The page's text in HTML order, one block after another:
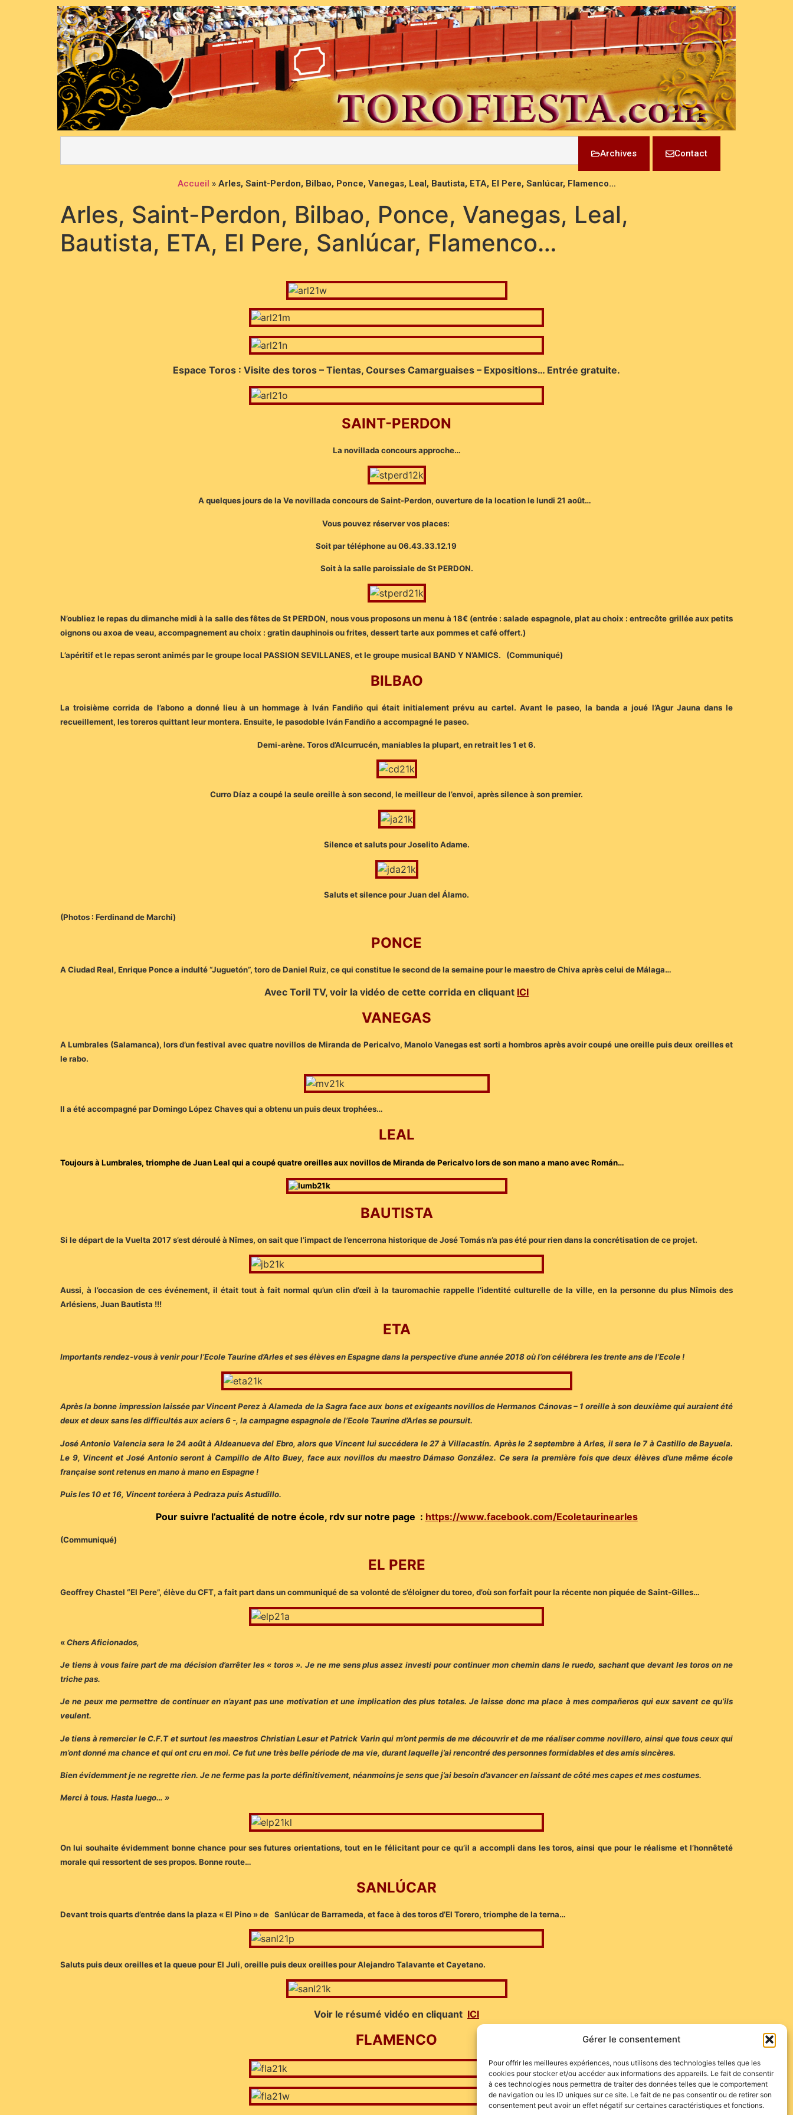
Gérer le consentement
Pour offrir les meilleures expériences, nous utilisons des technologies telles que les
cookies pour stocker et/ou accéder aux informations des appareils. Le fait de consentir
à ces technologies nous permettra de traiter des données telles que le comportement
de navigation ou les ID uniques sur ce site. Le fait de ne pas consentir ou de retirer son
consentement peut avoir un effet négatif sur certaines caractéristiques et fonctions.
Archives Contact
Accueil » Arles, Saint-Perdon, Bilbao, Ponce, Vanegas, Leal, Bautista, ETA, El Pere, Sanlúcar, Flamenco…
Arles, Saint-Perdon, Bilbao, Ponce, Vanegas, Leal,
Bautista, ETA, El Pere, Sanlúcar, Flamenco…
Espace Toros : Visite des toros – Tientas, Courses Camarguaises – Expositions… Entrée gratuite.
SAINT-PERDON
La novillada concours approche…
A quelques jours de la Ve novillada concours de Saint-Perdon, ouverture de la location le lundi 21 août…
Vous pouvez réserver vos places:
Soit par téléphone au 06.43.33.12.19
Soit à la salle paroissiale de St PERDON.
N’oubliez le repas du dimanche midi à la salle des fêtes de St PERDON, nous vous proposons un menu à 18€ (entrée : salade espagnole, plat au choix : entrecôte grillée aux petits
oignons ou axoa de veau, accompagnement au choix : gratin dauphinois ou frites, dessert tarte aux pommes et café offert.)
L’apéritif et le repas seront animés par le groupe local PASSION SEVILLANES, et le groupe musical BAND Y N’AMICS. (Communiqué)
BILBAO
La troisième corrida de l’abono a donné lieu à un hommage à Iván Fandiño qui était initialement prévu au cartel. Avant le paseo, la banda a joué l’Agur Jauna dans le
recueillement, les toreros quittant leur montera. Ensuite, le pasodoble Iván Fandiño a accompagné le paseo.
Demi-arène. Toros d’Alcurrucén, maniables la plupart, en retrait les 1 et 6.
Curro Díaz a coupé la seule oreille à son second, le meilleur de l’envoi, après silence à son premier.
Silence et saluts pour Joselito Adame.
Saluts et silence pour Juan del Álamo.
(Photos : Ferdinand de Marchi)
PONCE
A Ciudad Real, Enrique Ponce a indulté “Juguetón”, toro de Daniel Ruiz, ce qui constitue le second de la semaine pour le maestro de Chiva après celui de Málaga…
Avec Toril TV, voir la vidéo de cette corrida en cliquant ICI
VANEGAS
A Lumbrales (Salamanca), lors d’un festival avec quatre novillos de Miranda de Pericalvo, Manolo Vanegas est sorti a hombros après avoir coupé une oreille puis deux oreilles et
le rabo.
Il a été accompagné par Domingo López Chaves qui a obtenu un puis deux trophées…
LEAL
Toujours à Lumbrales, triomphe de Juan Leal qui a coupé quatre oreilles aux novillos de Miranda de Pericalvo lors de son mano a mano avec Román…
BAUTISTA
Si le départ de la Vuelta 2017 s’est déroulé à Nîmes, on sait que l’impact de l’encerrona historique de José Tomás n’a pas été pour rien dans la concrétisation de ce projet.
Aussi, à l’occasion de ces événement, il était tout à fait normal qu’un clin d’œil à la tauromachie rappelle l’identité culturelle de la ville, en la personne du plus Nîmois des
Arlésiens, Juan Bautista !!!
ETA
Importants rendez-vous à venir pour l’Ecole Taurine d’Arles et ses élèves en Espagne dans la perspective d’une année 2018 où l’on célébrera les trente ans de l’Ecole !
Après la bonne impression laissée par Vincent Perez à Alameda de la Sagra face aux bons et exigeants novillos de Hermanos Cánovas – 1 oreille à son deuxième qui auraient été
deux et deux sans les difficultés aux aciers 6 -, la campagne espagnole de l’Ecole Taurine d’Arles se poursuit.
José Antonio Valencia sera le 24 août à Aldeanueva del Ebro, alors que Vincent lui succédera le 27 à Villacastín. Après le 2 septembre à Arles, il sera le 7 à Castillo de Bayuela.
Le 9, Vincent et José Antonio seront à Campillo de Alto Buey, face aux novillos du maestro Dámaso González. Ce sera la première fois que deux élèves d’une même école
française sont retenus en mano à mano en Espagne !
Puis les 10 et 16, Vincent toréera à Pedraza puis Astudillo.
Pour suivre l’actualité de notre école, rdv sur notre page : https://www.facebook.com/Ecoletaurinearles
(Communiqué)
EL PERE
Geoffrey Chastel “El Pere”, élève du CFT, a fait part dans un communiqué de sa volonté de s’éloigner du toreo, d’où son forfait pour la récente non piquée de Saint-Gilles…
«Chers Aficionados,
Je tiens à vous faire part de ma décision d’arrêter les « toros ». Je ne me sens plus assez investi pour continuer mon chemin dans le ruedo, sachant que devant les toros on ne
triche pas.
Je ne peux me permettre de continuer en n’ayant pas une motivation et une implication des plus totales. Je laisse donc ma place à mes compañeros qui eux savent ce qu’ils
veulent.
Je tiens à remercier le C.F.T et surtout les maestros Christian Lesur et Patrick Varin qui m’ont permis de me découvrir et de me réaliser comme novillero, ainsi que tous ceux qui
m’ont donné ma chance et qui ont cru en moi. Ce fut une très belle période de ma vie, durant laquelle j’ai rencontré des personnes formidables et des amis sincères.
Bien évidemment je ne regrette rien. Je ne ferme pas la porte définitivement, néanmoins je sens que j’ai besoin d’avancer en laissant de côté mes capes et mes costumes.
Merci à tous. Hasta luego… »
On lui souhaite évidemment bonne chance pour ses futures orientations, tout en le félicitant pour ce qu’il a accompli dans les toros, ainsi que pour le réalisme et l’honnêteté
morale qui ressortent de ses propos. Bonne route…
SANLÚCAR
Devant trois quarts d’entrée dans la plaza « El Pino » de Sanlúcar de Barrameda, et face à des toros d’El Torero, triomphe de la terna…
Saluts puis deux oreilles et la queue pour El Juli, oreille puis deux oreilles pour Alejandro Talavante et Cayetano.
Voir le résumé vidéo en cliquant ICI
FLAMENCO